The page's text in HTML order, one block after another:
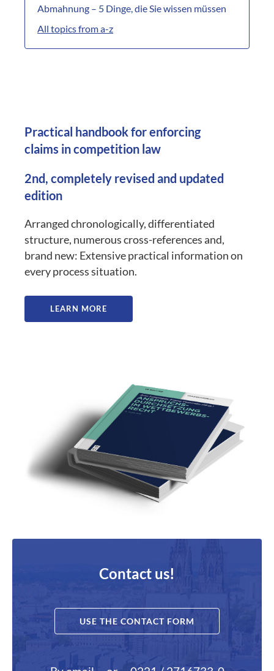
Abmahnung – 5 Dinge, die Sie wissen müssen
All topics from a-z
Practical handbook for enforcing
claims in competition law
2nd, completely revised and updated
edition
Arranged chronologically, differentiated
structure, numerous cross-references and,
brand new: Extensive practical information on
every process situation.
LEARN MORE
Contact us!
USE THE CONTACT FORM